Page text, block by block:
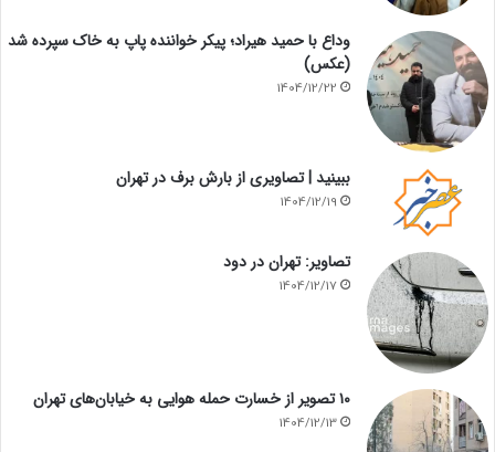
وداع با حمید هیراد؛ پیکر خواننده پاپ به خاک سپرده شد
(عکس)
1404/12/22
ببینید | تصاویری از بارش برف در تهران
1404/12/19
تصاویر: تهران در دود
1404/12/17
۱۰ تصویر از خسارت حمله هوایی به خیابان‌های تهران
1404/12/13